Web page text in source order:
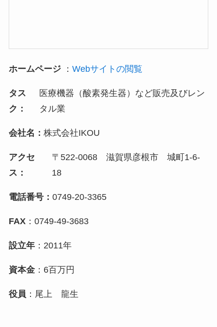
ホームページ： Webサイトの閲覧
タス
ク：
医療機器（酸素発生器）など販売及びレン
タル業
会社名： 株式会社IKOU
アクセ
ス：
〒522-0068 滋賀県彦根市 城町1-6-
18
電話番号： 0749-20-3365
FAX： 0749-49-3683
設立年： 2011年
資本金： 6百万円
役員 ： 尾上 龍生